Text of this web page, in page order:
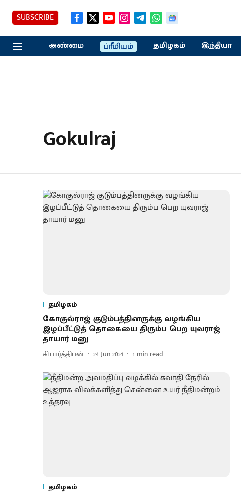
SUBSCRIBE
அண்மை ப்ரீமியம் தமிழகம் இந்தியா
Gokulraj
தமிழகம்
கோகுல்ராஜ் குடும்பத்தினருக்கு வழங்கிய
இழப்பீட்டுத் தொகையை திரும்ப பெற யுவராஜ்
தாயார் மனு
கி.பார்த்திபன் 24 Jun 2024 1 min read
தமிழகம்